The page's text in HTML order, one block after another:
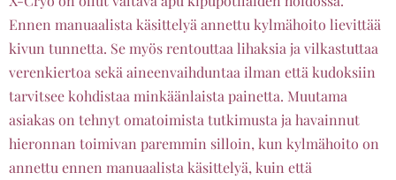
Ennen manuaalista käsittelyä annettu kylmähoito lievittää
kivun tunnetta. Se myös rentouttaa lihaksia ja vilkastuttaa
verenkiertoa sekä aineenvaihduntaa ilman että kudoksiin
tarvitsee kohdistaa minkäänlaista painetta. Muutama
asiakas on tehnyt omatoimista tutkimusta ja havainnut
hieronnan toimivan paremmin silloin, kun kylmähoito on
annettu ennen manuaalista käsittelyä, kuin että